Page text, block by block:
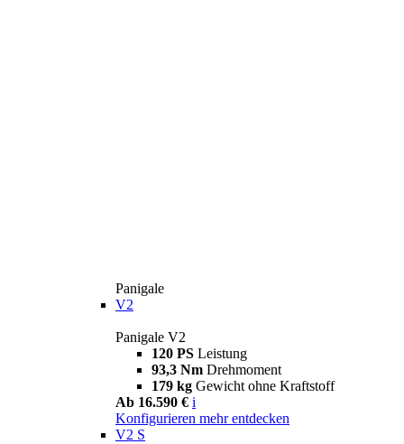
Panigale
V2
Panigale V2
120 PS Leistung
93,3 Nm Drehmoment
179 kg Gewicht ohne Kraftstoff
Ab 16.590 € i
Konfigurieren mehr entdecken
V2 S